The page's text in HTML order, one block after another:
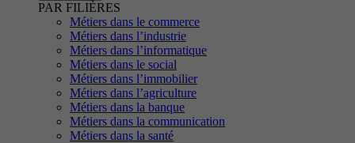
PAR FILIÈRES
Métiers dans le commerce
Métiers dans l’industrie
Métiers dans l’informatique
Métiers dans le social
Métiers dans l’immobilier
Métiers dans l’agriculture
Métiers dans la banque
Métiers dans la communication
Métiers dans la santé